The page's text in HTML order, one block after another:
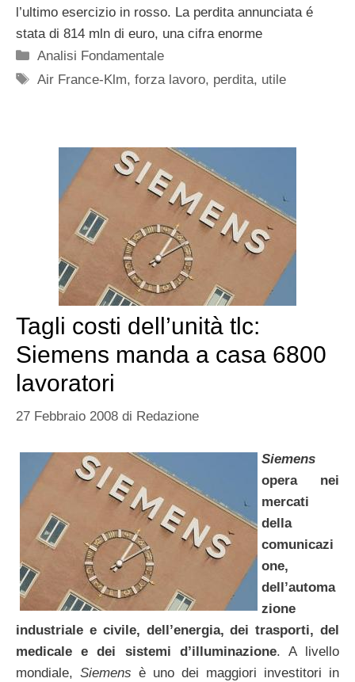
l’ultimo esercizio in rosso. La perdita annunciata é
stata di 814 mln di euro, una cifra enorme
Categorie
Analisi Fondamentale
Tag
Air France-Klm,forza lavoro, perdita, utile
Tagli costi dell’unità tlc:
Siemens manda a casa 6800
lavoratori
27 Febbraio 2008 di Redazione
Siemens
opera nei
mercati
della
comunicazi
one,
dell’automa
zione
industriale e civile, dell’energia, dei trasporti, del
medicale e dei sistemi d’illuminazione. A livello
mondiale, Siemens è uno dei maggiori investitori in